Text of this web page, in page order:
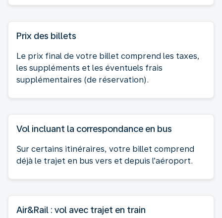
Prix des billets
Le prix final de votre billet comprend les taxes,
les suppléments et les éventuels frais
supplémentaires (de réservation).
Vol incluant la correspondance en bus
Sur certains itinéraires, votre billet comprend
déjà le trajet en bus vers et depuis l’aéroport.
Air&Rail : vol avec trajet en train